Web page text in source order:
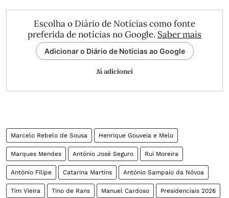
Escolha o Diário de Notícias como fonte
preferida de notícias no Google. Saber mais
Adicionar o Diário de Notícias ao Google
Já adicionei
Marcelo Rebelo de Sousa Henrique Gouveia e Melo
Marques Mendes António José Seguro Rui Moreira
António Filipe Catarina Martins António Sampaio da Nóvoa
Tim Vieira Tino de Rans Manuel Cardoso Presidenciais 2026